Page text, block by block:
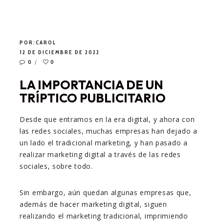
POR:CAROL
12 DE DICIEMBRE DE 2022
0
0
LA IMPORTANCIA DE UN
TRÍPTICO PUBLICITARIO
Desde que entramos en la era digital, y ahora con
las redes sociales, muchas empresas han dejado a
un lado el tradicional marketing, y han pasado a
realizar marketing digital a través de las redes
sociales, sobre todo.
Sin embargo, aún quedan algunas empresas que,
además de hacer marketing digital, siguen
realizando el marketing tradicional, imprimiendo